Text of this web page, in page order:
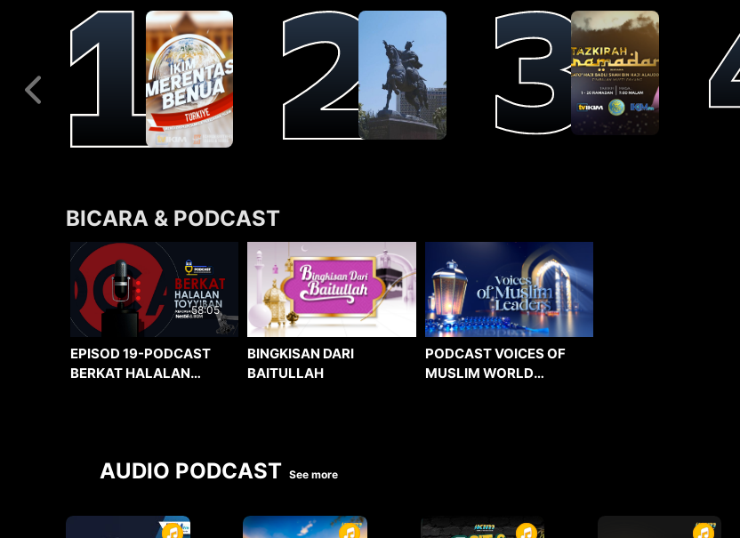
BICARA & PODCAST
58:05
EPISOD 19-PODCAST
BERKAT HALALAN
BINGKISAN DARI
BAITULLAH
PODCAST VOICES OF
MUSLIM WORLD
AUDIO PODCAST See more